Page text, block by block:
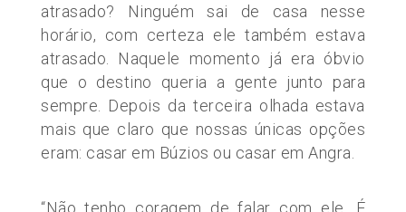
atrasado? Ninguém sai de casa nesse
horário, com certeza ele também estava
atrasado. Naquele momento já era óbvio
que o destino queria a gente junto para
sempre. Depois da terceira olhada estava
mais que claro que nossas únicas opções
eram: casar em Búzios ou casar em Angra.
“Não tenho coragem de falar com ele. É